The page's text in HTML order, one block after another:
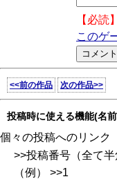
【必読】
このゲ
<<前の作品 次の作品>>
投稿時に使える機能(名
個々の投稿へのリンク
>>投稿番号（全て半
（例） >>1